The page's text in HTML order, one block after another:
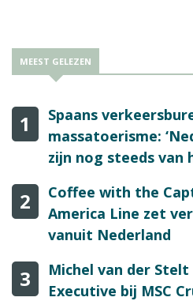
MEEST GELEZEN
1
Spaans
massatoerisme:
zijn nog steeds van
2
Coffee with the
America Line zet
vanuit Nederland
3
Michel van der Stelt
Executive bij MSC